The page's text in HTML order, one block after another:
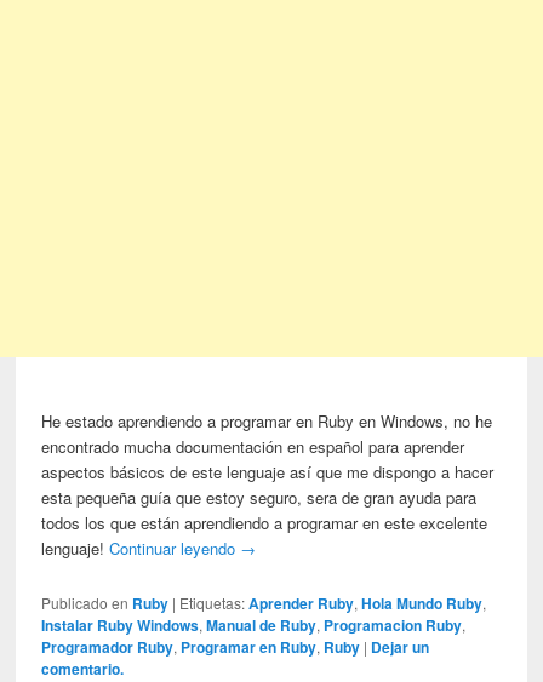
He estado aprendiendo a programar en Ruby en Windows, no he
encontrado mucha documentación en español para aprender
aspectos básicos de este lenguaje así que me dispongo a hacer
esta pequeña guía que estoy seguro, sera de gran ayuda para
todos los que están aprendiendo a programar en este excelente
lenguaje!Continuar leyendo →
Publicado en Ruby | Etiquetas: Aprender Ruby,Hola Mundo Ruby,
Instalar Ruby Windows,Manual de Ruby, Programacion Ruby,
Programador Ruby, Programar en Ruby, Ruby | Dejar un
comentario.